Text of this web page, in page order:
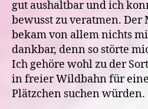
gut aushaltbar und ich
bewusst zu veratmen.
bekam von allem nichts
dankbar, denn so störte
Ich gehöre wohl zu der
in freier Wildbahn für
Plätzchen suchen würden.